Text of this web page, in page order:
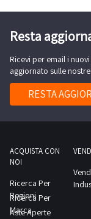
di
cui
e
di
in
il
PDF
177
Resta
Ricevi per email i
aggiornato sulle
RESTA
ACQUISTA CON
NOI
Ricerca Per
Regioni
Ricerca Per
Marca
Aste Aperte